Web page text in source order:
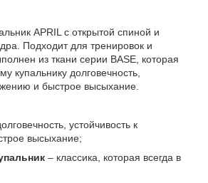
APRIL с открытой спиной и
Подходит для тренировок и
из ткани серии BASE, которая
купальнику долговечность,
и быстрое высыхание.
устойчивость к
высыхание;
– классика, которая всегда в